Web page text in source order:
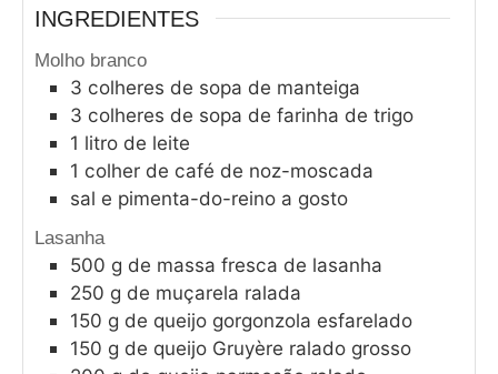
INGREDIENTES
Molho branco
3 colheres de sopa de manteiga
3 colheres de sopa de farinha de trigo
1 litro de leite
1 colher de café de noz-moscada
sal e pimenta-do-reino a gosto
Lasanha
500 g de massa fresca de lasanha
250 g de muçarela ralada
150 g de queijo gorgonzola esfarelado
150 g de queijo Gruyère ralado grosso